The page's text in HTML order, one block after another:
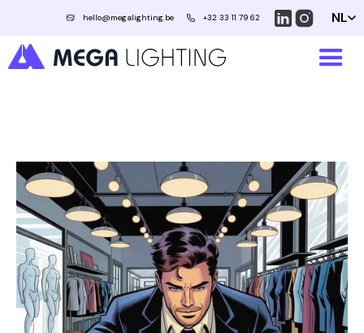
hello@megalighting.be +32 33 11 79 62 NL